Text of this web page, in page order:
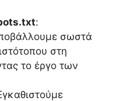
:
σωστά
στη
το έργο των